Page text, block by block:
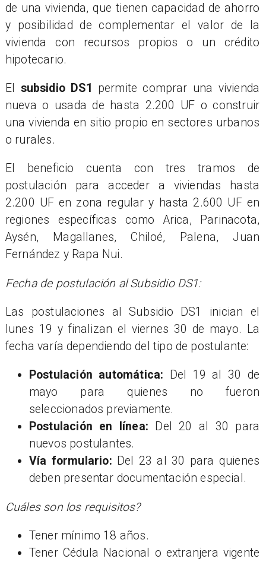
de una vivienda, que tienen capacidad de ahorro
y posibilidad de complementar el valor de la
vivienda con recursos propios o un crédito
hipotecario.
El subsidio DS1
permite comprar una vivienda
nueva o usada de hasta 2.200 UF o construir
una vivienda en sitio propio en sectores urbanos
o rurales.
El beneficio cuenta con tres tramos de
postulación para acceder a viviendas hasta
2.200 UF en zona regular y hasta 2.600 UF en
regiones específicas como Arica, Parinacota,
Aysén, Magallanes, Chiloé, Palena, Juan
Fernández y Rapa Nui.
Fecha de postulación al Subsidio DS1:
Las postulaciones al Subsidio DS1 inician el
lunes 19 y finalizan el viernes 30 de mayo. La
fecha varía dependiendo del tipo de postulante:
Postulación automática: Del 19 al 30 de
mayo para quienes no fueron
seleccionados previamente.
Postulación en línea: Del 20 al 30 para
nuevos postulantes.
Vía formulario: Del 23 al 30 para quienes
deben presentar documentación especial.
Cuáles son los requisitos?
Tener mínimo 18 años.
Tener Cédula Nacional o extranjera vigente